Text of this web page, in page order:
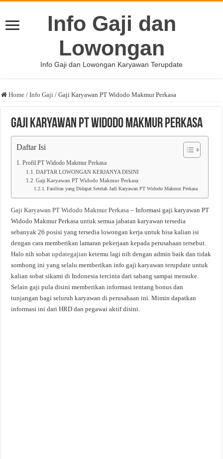
Info Gaji dan
Lowongan
Info Gaji dan Lowongan Karyawan Terupdate
Home / Info Gaji / Gaji Karyawan PT Widodo Makmur Perkasa
Gaji Karyawan PT Widodo Makmur Perkasa
Daftar Isi
Profil PT Widodo Makmur Perkasa
DAFTAR LOWONGAN KERJANYA DISINI
Gaji Karyawan PT Widodo Makmur Perkasa
Fasilitas yang Didapat Setelah Jadi Karyawan PT Widodo Makmur Perkasa
Gaji Karyawan PT Widodo Makmur Perkasa – Informasi gaji karyawan PT
Widodo Makmur Perkasa untuk semua jabatan karyawan tersedia
sebanyak 26 posisi yang tersedia lowongan kerja untuk bisa kalian isi
dengan cara memberikan lamaran pekerjaan kepada perusahaan tersebut.
Halo nih sobatupdategajian ketemu lagi nih dengan admin baik dan tidak
sombong ini yang selalu memberikan info gaji karyawan terupdate untuk
kalian sobat sikami di Indonesia tercinta dari sabang sampai merauke.
Selain gaji pula disini memberikan informasi tentang bonus dan
tunjangan bagi seluruh karyawan di perusahaan ini. Mimin dapatkan
informasi ini dari HRD dan pegawai aktif disini.